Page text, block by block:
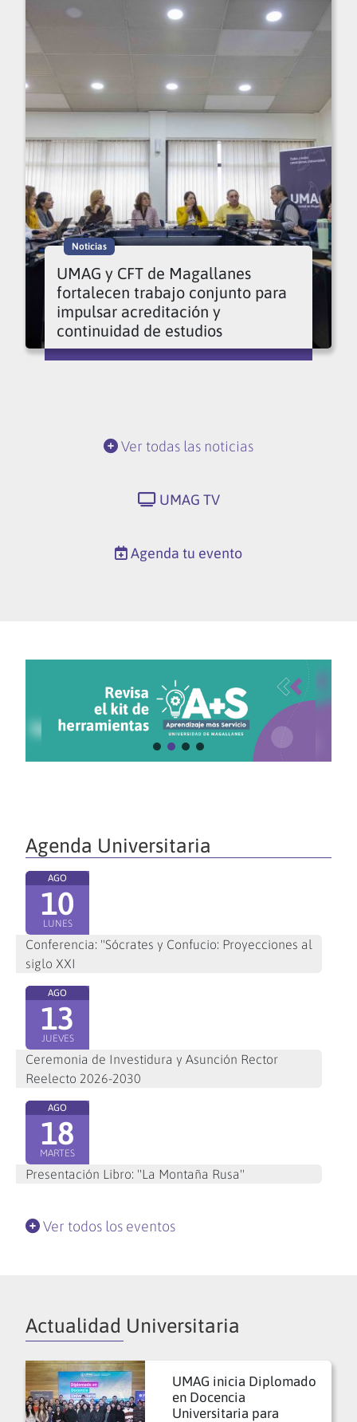
Noticias
UMAG y CFT de Magallanes
fortalecen trabajo conjunto para
impulsar acreditación y
continuidad de estudios
Ver todas las noticias
UMAG TV
Agenda tu evento
Agenda Universitaria
AGO
10
LUNES
Conferencia: "Sócrates y Confucio: Proyecciones al
siglo XXI
AGO
13
JUEVES
Ceremonia de Investidura y Asunción Rector
Reelecto 2026-2030
AGO
18
MARTES
Presentación Libro: "La Montaña Rusa"
Ver todos los eventos
Actualidad Universitaria
UMAG inicia Diplomado
en Docencia
Universitaria para